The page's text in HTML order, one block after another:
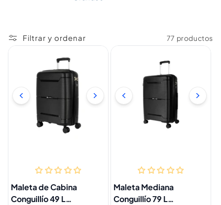
Filtrar y ordenar 77 productos
Maleta de Cabina
Conguillío 49 L
Maleta Mediana
Conguillío 79 L